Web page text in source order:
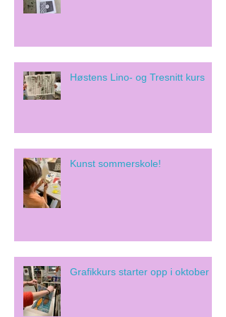
Høstens Lino- og Tresnitt kurs
Kunst sommerskole!
Grafikkurs starter opp i oktober